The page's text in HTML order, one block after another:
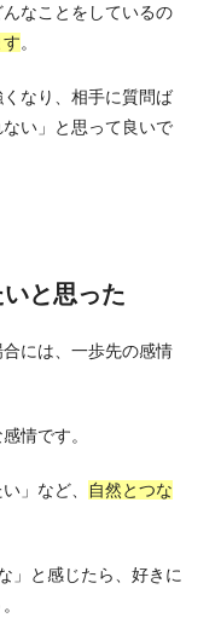
なことをしているの
。
くなり、相手に質問ば
い」と思って良いで
と思った
には、一歩先の感情
情です。
」など、
自然とつな
」と感じたら、好きに